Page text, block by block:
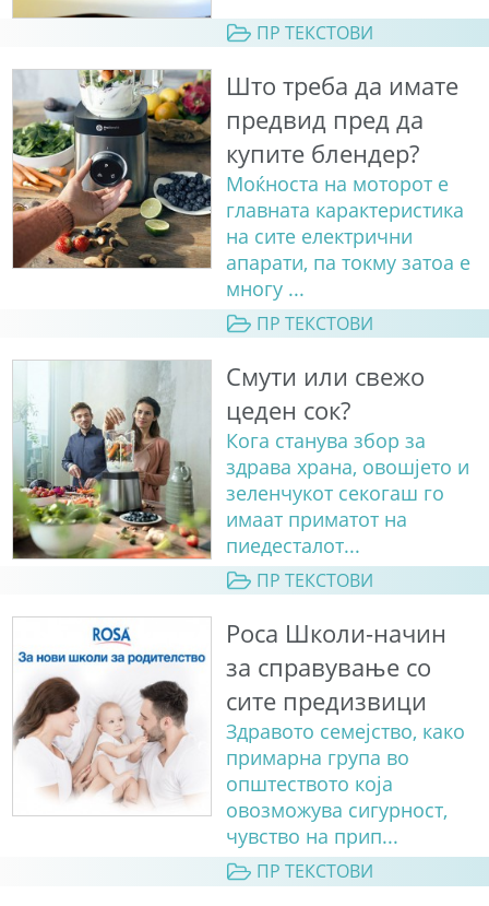
ПР ТЕКСТОВИ
Што треба да имате
предвид пред да
купите блендер?
Моќноста на моторот е
главната карактеристика
на сите електрични
апарати, па токму затоа е
многу ...
ПР ТЕКСТОВИ
Смути или свежо
цеден сок?
Кога станува збор за
здрава храна, овошјето и
зеленчукот секогаш го
имаат приматот на
пиедесталот...
ПР ТЕКСТОВИ
Роса Школи-начин
за справување со
сите предизвици
Здравото семејство, како
примарна група во
општеството која
овозможува сигурност,
чувство на прип...
ПР ТЕКСТОВИ